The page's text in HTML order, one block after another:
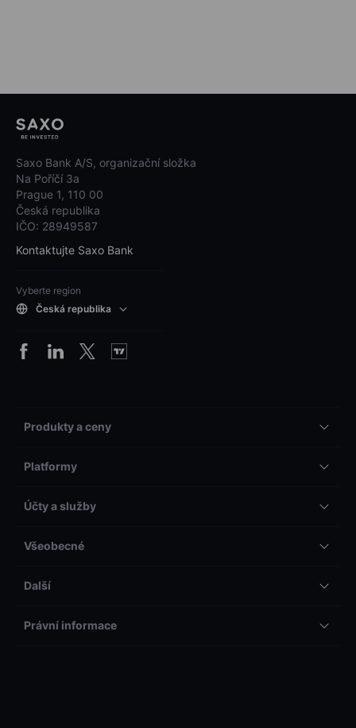
Saxo Bank A/S, organizační složka
Na Poříčí 3a
Prague 1, 110 00
Česká republika
IČO: 28949587
Kontaktujte Saxo Bank
Vyberte region
Česká republika
Produkty a ceny
Platformy
Účty a služby
Všeobecné
Další
Právní informace